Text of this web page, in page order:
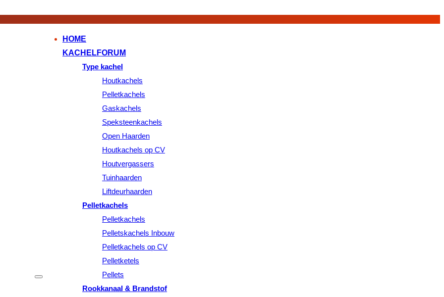
HOME
KACHELFORUM
Type kachel
Houtkachels
Pelletkachels
Gaskachels
Speksteenkachels
Open Haarden
Houtkachels op CV
Houtvergassers
Tuinhaarden
Liftdeurhaarden
Pelletkachels
Pelletkachels
Pelletskachels Inbouw
Pelletkachels op CV
Pelletketels
Pellets
Rookkanaal & Brandstof